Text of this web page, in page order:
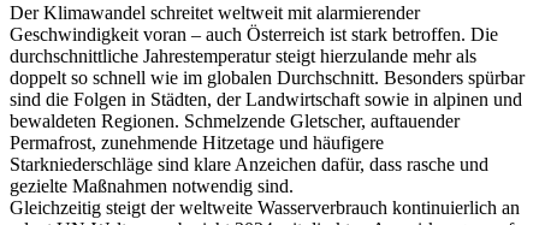
Der Klimawandel schreitet weltweit mit alarmierender
Geschwindigkeit voran – auch Österreich ist stark betroffen. Die
durchschnittliche Jahrestemperatur steigt hierzulande mehr als
doppelt so schnell wie im globalen Durchschnitt. Besonders spürbar
sind die Folgen in Städten, der Landwirtschaft sowie in alpinen und
bewaldeten Regionen. Schmelzende Gletscher, auftauender
Permafrost, zunehmende Hitzetage und häufigere
Starkniederschläge sind klare Anzeichen dafür, dass rasche und
gezielte Maßnahmen notwendig sind.
Gleichzeitig steigt der weltweite Wasserverbrauch kontinuierlich an